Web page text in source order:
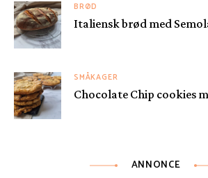
BRØD
Italiensk brød med
SMÅKAGER
Chocolate Chip cookies
ANNONCE